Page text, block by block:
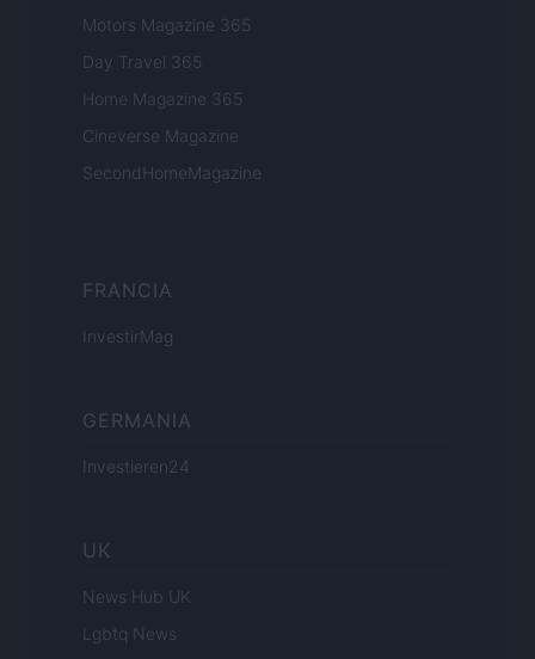
Motors Magazine 365
Day Travel 365
Home Magazine 365
Cineverse Magazine
SecondHomeMagazine
FRANCIA
InvestirMag
GERMANIA
Investieren24
UK
News Hub UK
Lgbtq News